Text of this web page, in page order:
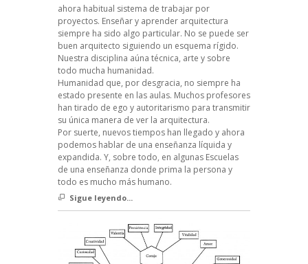
ahora habitual sistema de trabajar por
proyectos. Enseñar y aprender arquitectura
siempre ha sido algo particular. No se puede ser
buen arquitecto siguiendo un esquema rígido.
Nuestra disciplina aúna técnica, arte y sobre
todo mucha humanidad.
Humanidad que, por desgracia, no siempre ha
estado presente en las aulas. Muchos profesores
han tirado de ego y autoritarismo para transmitir
su única manera de ver la arquitectura.
Por suerte, nuevos tiempos han llegado y ahora
podemos hablar de una enseñanza líquida y
expandida. Y, sobre todo, en algunas Escuelas
de una enseñanza donde prima la persona y
todo es mucho más humano.
Sigue leyendo...